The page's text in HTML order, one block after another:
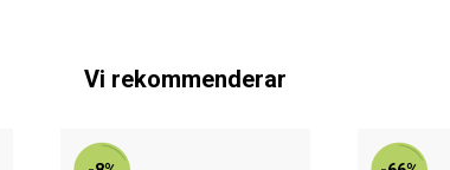
Vi rekommenderar